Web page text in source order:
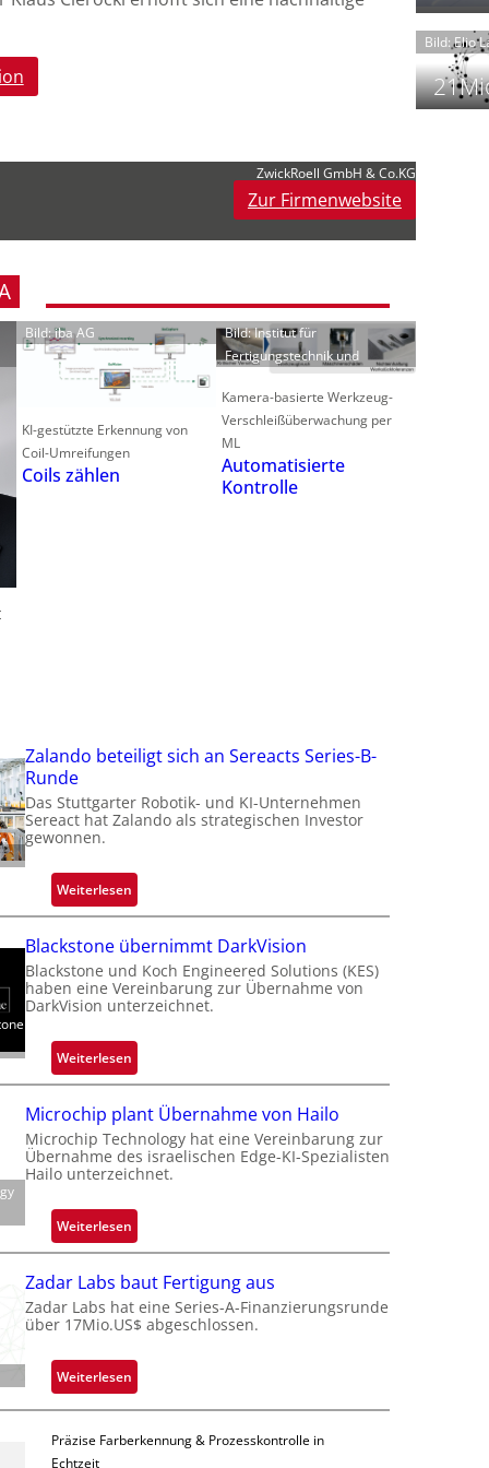
ZwickRoell GmbH & Co.KG
Zur Firmenwebsite
Bild: iba AG
KI-gestützte Erkennung von
Coil-Umreifungen
Coils zählen
Bild: Institut für
Fertigungstechnik und
Kamera-basierte Werkzeug-
Verschleißüberwachung per
ML
Automatisierte
Kontrolle
Zalando beteiligt sich an Sereacts Series-B-
Runde
Das Stuttgarter Robotik- und KI-Unternehmen
Sereact hat Zalando als strategischen Investor
gewonnen.
Weiterlesen:
Z
a
l
a
n
o
b
t
e
i
i
g
t
s
i
c
a
n
S
e
Blackstone übernimmt DarkVision
Blackstone und Koch Engineered Solutions (KES)
haben eine Vereinbarung zur Übernahme von
DarkVision unterzeichnet.
Weiterlesen:
B
a
c
k
o
e
ü
b
e
r
m
Microchip plant Übernahme von Hailo
Microchip Technology hat eine Vereinbarung zur
Übernahme des israelischen Edge-KI-Spezialisten
Hailo unterzeichnet.
Weiterlesen:
M
c
r
c
h
i
Zadar Labs baut Fertigung aus
Zadar Labs hat eine Series-A-Finanzierungsrunde
über 17Mio.US$ abgeschlossen.
Weiterlesen:
Z
d
Präzise Farberkennung & Prozesskontrolle in
Echtzeit
r
r
s
Bild: Elio